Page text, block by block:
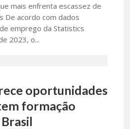
mais enfrenta escassez de
De acordo com dados
emprego da Statistics
2023, o...
oportunidades
formação